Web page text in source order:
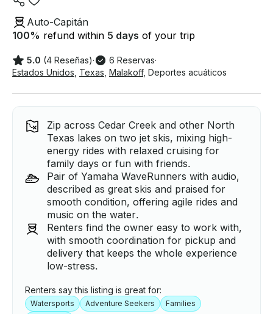
Auto-Capitán
100% refund within 5 days of your trip
5.0 (4 Reseñas)· 6 Reservas·
Estados Unidos Texas Malakoff, Deportes acuáticos
Zip across Cedar Creek and other North
Texas lakes on two jet skis, mixing high-
energy rides with relaxed cruising for
family days or fun with friends.
Pair of Yamaha WaveRunners with audio,
described as great skis and praised for
smooth condition, offering agile rides and
music on the water.
Renters find the owner easy to work with,
with smooth coordination for pickup and
delivery that keeps the whole experience
low-stress.
Renters say this listing is great for:
Watersports Adventure Seekers
Families